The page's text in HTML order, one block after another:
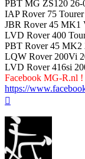
PBT MG ZS120 26-
IAP Rover 75
JBR Rover 45 MK1
LVD Rover 400
PBT Rover 45 MK2
LQW Rover 200Vi
LVD Rover 416si
Facebook MG-R.nl !
https://